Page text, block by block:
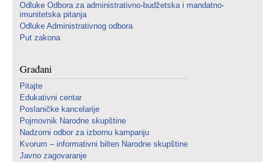
Odluke Odbora za administrativno-budžetska i mandatno-
imunitetska pitanja
Odluke Administrativnog odbora
Put zakona
Građani
Pitajte
Edukativni centar
Poslaničke kancelarije
Pojmovnik Narodne skupštine
Nadzorni odbor za izbornu kampanju
Kvorum – informativni bilten Narodne skupštine
Javno zagovaranje